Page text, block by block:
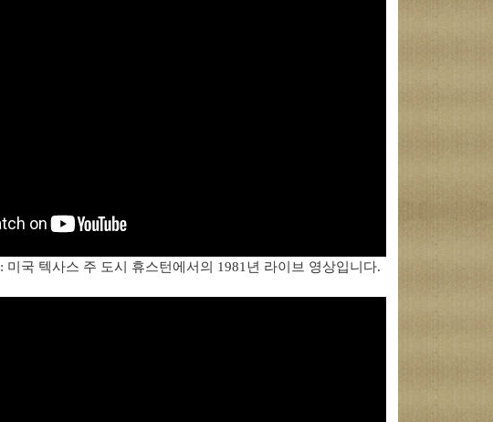
: 미국 텍사스 주 도시 휴스턴에서의 1981년 라이브 영상입니다.